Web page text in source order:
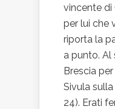
vincente di
per lui che
riporta la
a punto. Al
Brescia per
Sivula
24). Erati